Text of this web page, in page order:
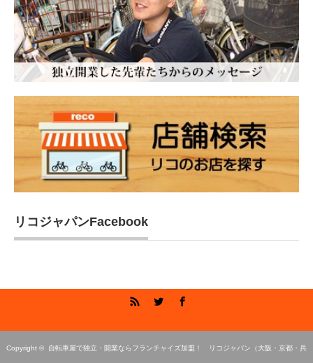
リコジャパンFacebook
Facebook
Copyright © 自転車屋で独立・開業ならフランチャイズ加盟！ リコジャパン（大阪・京都・兵